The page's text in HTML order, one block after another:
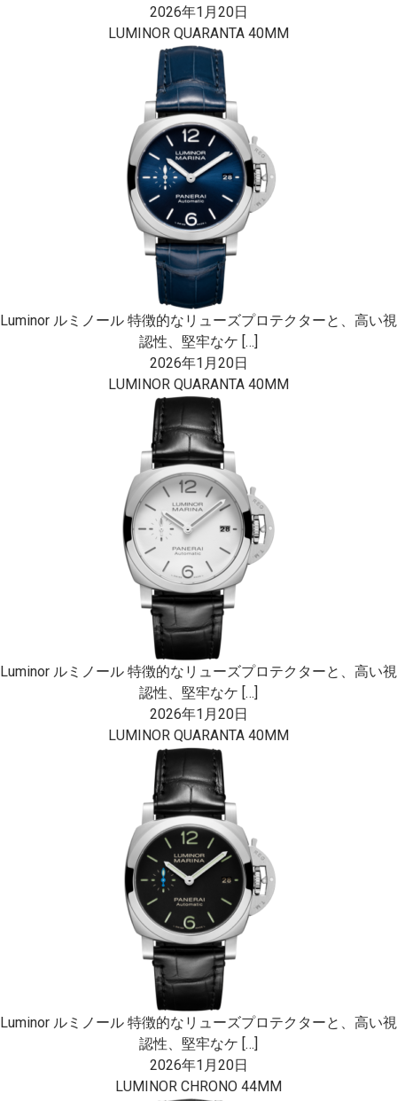
2026年1月20日
LUMINOR QUARANTA 40MM
Luminor ルミノール 特徴的なリューズプロテクターと、高い視
認性、堅牢なケ […]
2026年1月20日
LUMINOR QUARANTA 40MM
Luminor ルミノール 特徴的なリューズプロテクターと、高い視
認性、堅牢なケ […]
2026年1月20日
LUMINOR QUARANTA 40MM
Luminor ルミノール 特徴的なリューズプロテクターと、高い視
認性、堅牢なケ […]
2026年1月20日
LUMINOR CHRONO 44MM